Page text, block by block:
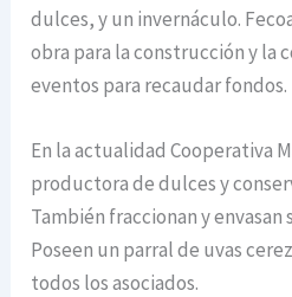
dulces, y un invernáculo.
obra para la construcción y la
eventos para recaudar fondos.
En la actualidad Cooperativa
productora de dulces y
También fraccionan y
Poseen un parral de uvas
todos los asociados.